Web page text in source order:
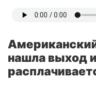
нашла выход